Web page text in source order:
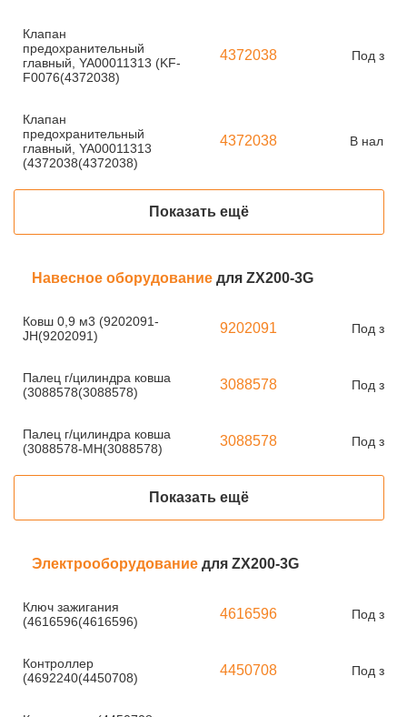
Клапан
предохранительный
главный, YA00011313 (KF-
F0076(4372038)
4372038 Под
Клапан
предохранительный
главный, YA00011313
(4372038(4372038)
4372038 В
Показать ещё
Навесное оборудование для ZX200-3G
Ковш 0,9 м3 (9202091-
JH(9202091)
9202091 Под
Палец г/цилиндра ковша
(3088578(3088578)
3088578 Под
Палец г/цилиндра ковша
(3088578-MH(3088578)
3088578 Под
Показать ещё
Электрооборудование для ZX200-3G
Ключ зажигания
(4616596(4616596)
4616596 Под
Контроллер
(4692240(4450708)
4450708 Под